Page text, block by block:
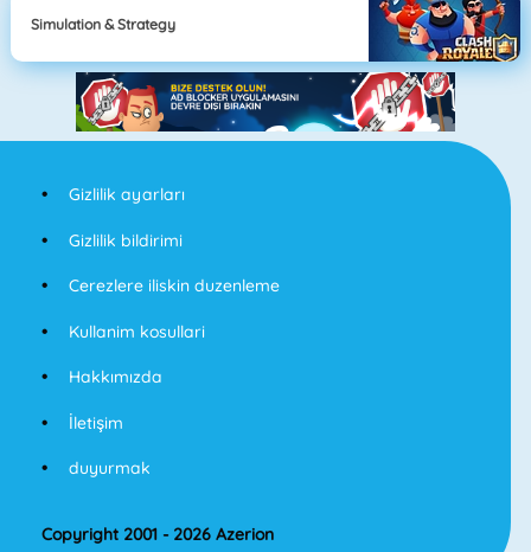
Simulation & Strategy
Gizlilik ayarları
Gizlilik bildirimi
Cerezlere iliskin duzenleme
Kullanim kosullari
Hakkımızda
İletişim
duyurmak
Copyright 2001 - 2026 Azerion